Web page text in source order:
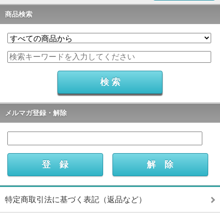
商品検索
メルマガ登録・解除
特定商取引法に基づく表記（返品など）